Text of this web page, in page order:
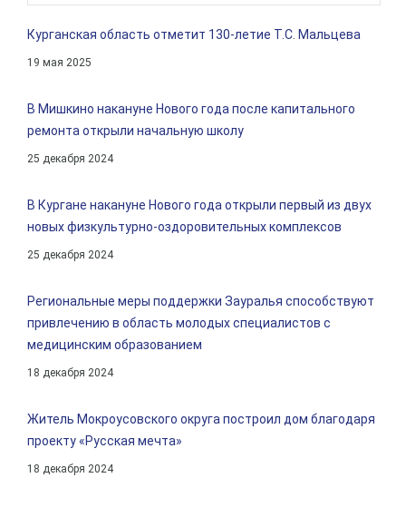
Курганская область отметит 130-летие Т.С. Мальцева
19 мая 2025
В Мишкино накануне Нового года после капитального
ремонта открыли начальную школу
25 декабря 2024
В Кургане накануне Нового года открыли первый из двух
новых физкультурно-оздоровительных комплексов
25 декабря 2024
Региональные меры поддержки Зауралья способствуют
привлечению в область молодых специалистов с
медицинским образованием
18 декабря 2024
Житель Мокроусовского округа построил дом благодаря
проекту «Русская мечта»
18 декабря 2024